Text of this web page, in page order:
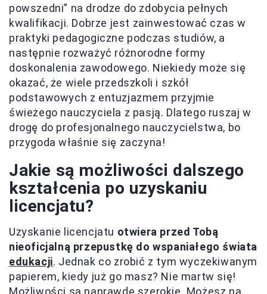
powszedni” na drodze do zdobycia pełnych
kwalifikacji. Dobrze jest zainwestować czas w
praktyki pedagogiczne podczas studiów, a
następnie rozważyć różnorodne formy
doskonalenia zawodowego. Niekiedy może się
okazać, że wiele przedszkoli i szkół
podstawowych z entuzjazmem przyjmie
świeżego nauczyciela z pasją. Dlatego ruszaj w
drogę do profesjonalnego nauczycielstwa, bo
przygoda właśnie się zaczyna!
Jakie są możliwości dalszego
kształcenia po uzyskaniu
licencjatu?
Uzyskanie licencjatu otwiera przed Tobą
nieoficjalną przepustkę do wspaniałego świata
edukacji. Jednak co zrobić z tym wyczekiwanym
papierem, kiedy już go masz? Nie martw się!
Możliwości są naprawdę szerokie. Możesz na